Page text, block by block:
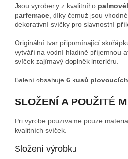
Jsou vyrobeny z kvalitního
parfemace, díky čemuž jsou
dekorativní svíčky pro slavnostní
Originální tvar připomínající
vytváří na vodní hladině příjemnou
svíček zajímavý doplněk interiéru.
Balení obsahuje 6 kusů
SLOŽENÍ A POUŽITÉ
Při výrobě používáme pouze
kvalitních svíček.
Složení výrobku